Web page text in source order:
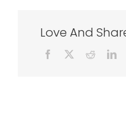
Love And
Facebook Reddit